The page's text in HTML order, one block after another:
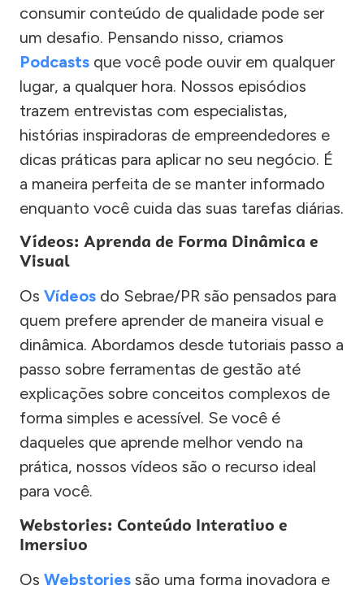
consumir conteúdo de qualidade pode ser
um desafio. Pensando nisso, criamos
Podcasts que você pode ouvir em qualquer
lugar, a qualquer hora. Nossos episódios
trazem entrevistas com especialistas,
histórias inspiradoras de empreendedores e
dicas práticas para aplicar no seu negócio. É
a maneira perfeita de se manter informado
enquanto você cuida das suas tarefas diárias.
Vídeos: Aprenda de Forma Dinâmica e
Visual
Os Vídeos do Sebrae/PR são pensados para
quem prefere aprender de maneira visual e
dinâmica. Abordamos desde tutoriais passo a
passo sobre ferramentas de gestão até
explicações sobre conceitos complexos de
forma simples e acessível. Se você é
daqueles que aprende melhor vendo na
prática, nossos vídeos são o recurso ideal
para você.
Webstories: Conteúdo Interativo e
Imersivo
Os Webstories são uma forma inovadora e